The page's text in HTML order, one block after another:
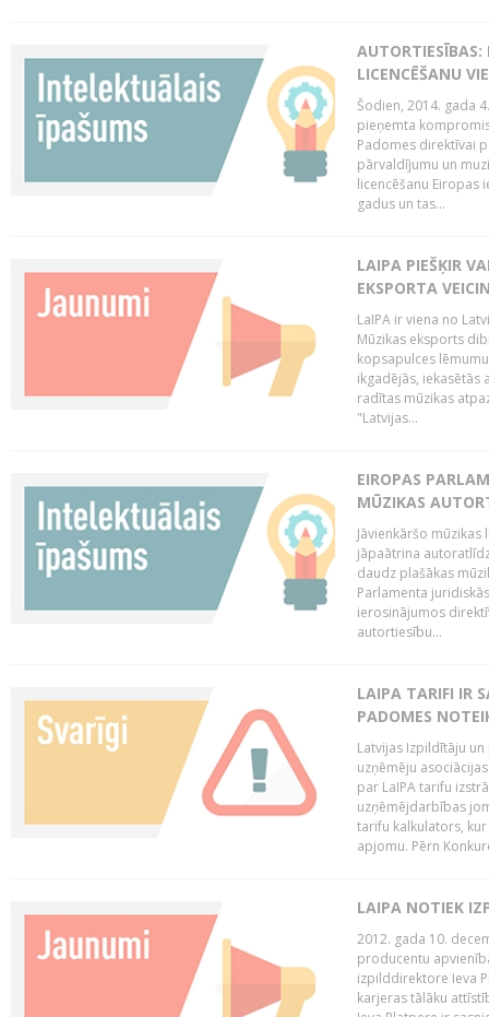
AUTORTIESĪBAS:
LICENCĒŠANU
Šodien, 2014. gada
pieņemta
Padomes direktīvai
pārvaldījumu un
licencēšanu Eiropas
gadus un tas...
LAIPA PIEŠĶIR
EKSPORTA
LaIPA ir viena no
Mūzikas eksports
kopsapulces
ikgadējās, iekasētās
radītas mūzikas
"Latvijas...
EIROPAS
MŪZIKAS
Jāvienkāršo
jāpaātrina
daudz plašākas
Parlamenta
ierosinājumos
autortiesību...
LAIPA TARIFI IR
PADOMES
Latvijas Izpildītāju
uzņēmēju
par LaIPA tarifu
uzņēmējdarbības
tarifu kalkulators,
apjomu. Pērn
LAIPA NOTIEK
2012. gada 10.
producentu
izpilddirektore Ieva
karjeras tālāku